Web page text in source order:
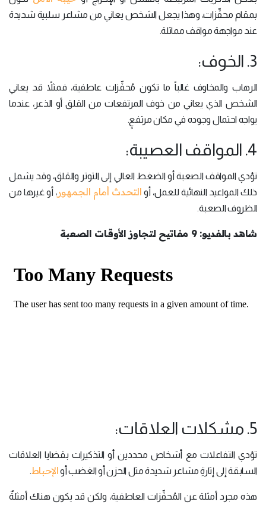
بمقام محفِّزات، وهذا يجعل الشخص يعاني من مشاعر سلبية شديدة
عند مواجهة مواقف مماثلة.
3. الخوف:
الرهاب والمخاوف غالباً ما تكون مُحفِّزات عاطفية، فمثلاً قد يعاني
الشخص الذي يعاني من خوف المرتفعات من القلق أو الذعر، عندما
يواجه احتمال وجوده في مكان مرتفعٍ.
4. المواقف العصيبة:
تؤدي المواقف الصعبة أو الضغط العالي إلى التوتر والقلق، وقد يشمل
ذلك المواعيد النهائية للعمل، أو التحدث أمام الجمهور، أو غيرها من
الظروف الصعبة.
شاهد بالفديو: 9 مفاتيح لتجاوز الأوقات الصعبة
5. مشكلات العلاقات:
تؤدي التفاعلات مع أشخاص محددين أو التذكيرات بقضايا العلاقات
السابقة إلى إثارةِ مشاعر شديدة مثل الحزن أو الغضب أوالإحباط.
هذه مجرد أمثلة عن المُحفِّزات العاطفية، ولكن قد يكون هناك أمثلةٌ